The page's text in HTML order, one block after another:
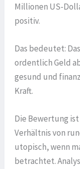
Millionen US-
positiv.
Das bedeutet:
ordentlich Geld
gesund und
Kraft.
Die Bewertung
Verhältnis von
utopisch, wenn
betrachtet.